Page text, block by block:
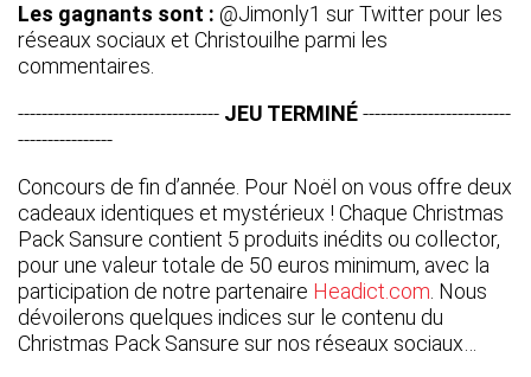
Les gagnants sont : @Jimonly1 sur Twitter pour les
réseaux sociaux et Christouilhe parmi les
commentaires.
---------------------------------- JEU TERMINÉ-------------------------
----------------
Concours de fin d’année. Pour Noël on vous offre deux
cadeaux identiques et mystérieux ! Chaque Christmas
Pack Sansure contient 5 produits inédits ou collector,
pour une valeur totale de 50 euros minimum, avec la
participation de notre partenaire Headict.com . Nous
dévoilerons quelques indices sur le contenu du
Christmas Pack Sansure sur nos réseaux sociaux…